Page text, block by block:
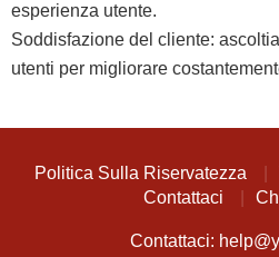
esperienza utente.
Soddisfazione del cliente:
utenti per migliorare
Politica Sulla Riservatezza
Contattaci
Contattaci: